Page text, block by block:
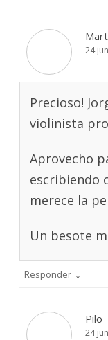
24
Precioso!
violinista
Aprovecho
escribiendo
merece la
Un besote
Responder ↓
Pilo
24